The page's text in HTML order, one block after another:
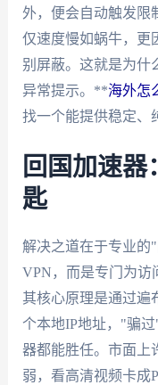
外，便会自动触发限
仅速度慢如蜗牛，更
别屏蔽。这就是为什
异常提示。**海外怎
找一个能提供稳定、
回国加速器
匙
解决之道在于专业的
VPN，而是专门为访
其核心原理是通过遍
个本地IP地址，"骗
器都能胜任。市面上
弱，看高清视频卡成